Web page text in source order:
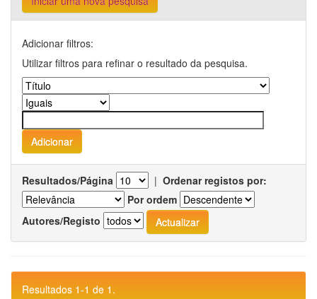
Adicionar filtros:
Utilizar filtros para refinar o resultado da pesquisa.
Resultados/Página | Ordenar registos por:
Por ordem
Autores/Registo
Resultados 1-1 de 1.